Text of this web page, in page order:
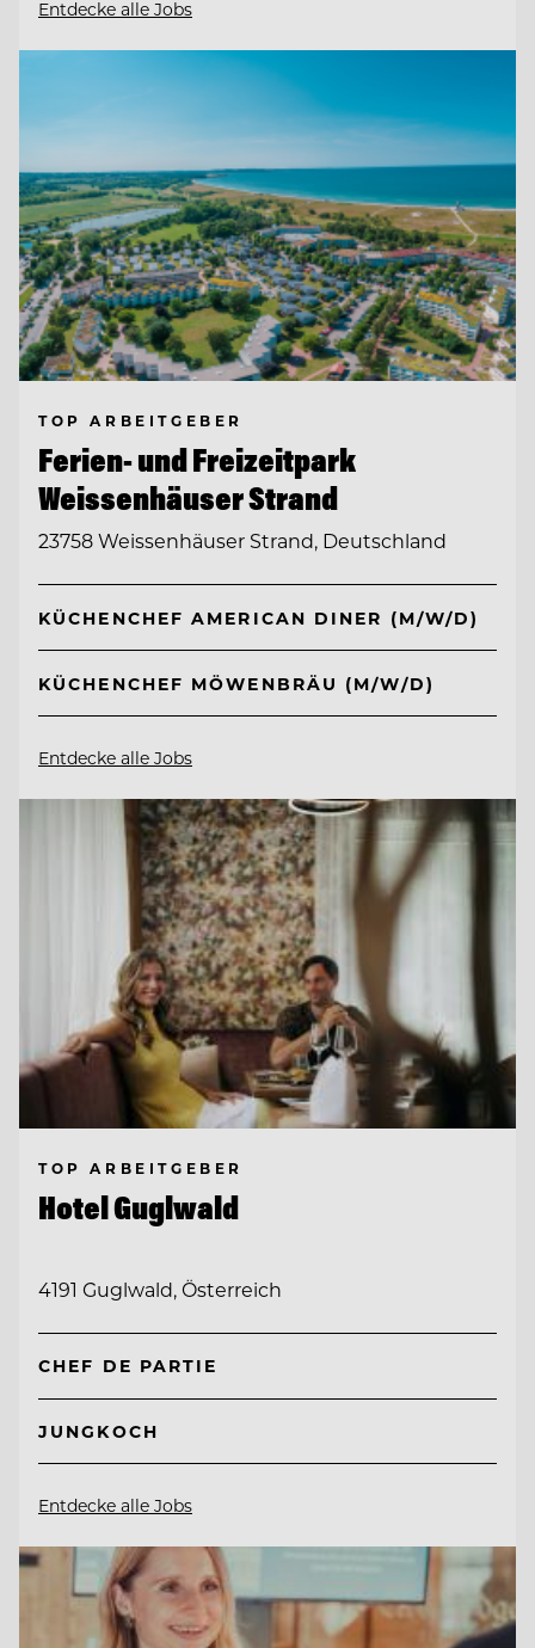
Entdecke alle Jobs
TOP ARBEITGEBER
Ferien- und Freizeitpark
Weissenhäuser Strand
23758 Weissenhäuser Strand, Deutschland
KÜCHENCHEF AMERICAN DINER (M/W/D)
KÜCHENCHEF MÖWENBRÄU (M/W/D)
Entdecke alle Jobs
TOP ARBEITGEBER
Hotel Guglwald
4191 Guglwald, Österreich
CHEF DE PARTIE
JUNGKOCH
Entdecke alle Jobs